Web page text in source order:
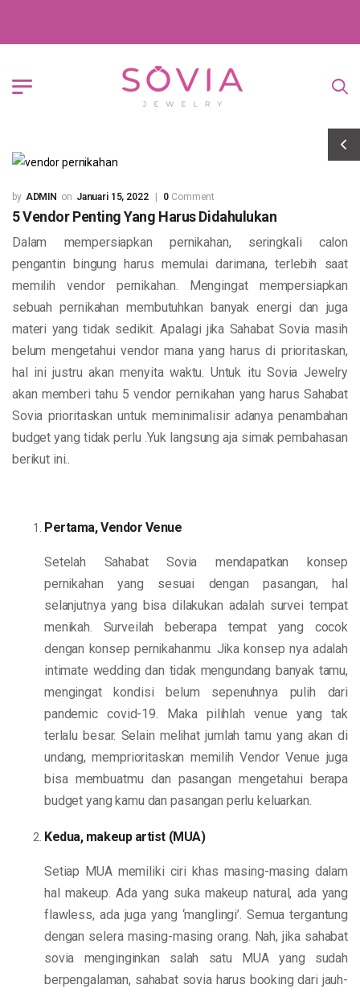
ADMIN Januari 15, 2022 0 Comment
5 Vendor Penting Yang Harus Didahulukan
Dalam mempersiapkan pernikahan, seringkali calon
pengantin bingung harus memulai darimana, terlebih saat
memilih vendor pernikahan. Mengingat mempersiapkan
sebuah pernikahan membutuhkan banyak energi dan juga
materi yang tidak sedikit. Apalagi jika Sahabat Sovia masih
belum mengetahui vendor mana yang harus di prioritaskan,
hal ini justru akan menyita waktu. Untuk itu Sovia Jewelry
akan memberi tahu 5 vendor pernikahan yang harus Sahabat
Sovia prioritaskan untuk meminimalisir adanya penambahan
budget yang tidak perlu .Yuk langsung aja simak pembahasan
berikut ini..
Pertama, Vendor Venue
Setelah Sahabat Sovia mendapatkan konsep
pernikahan yang sesuai dengan pasangan, hal
selanjutnya yang bisa dilakukan adalah survei tempat
menikah. Surveilah beberapa tempat yang cocok
dengan konsep pernikahanmu. Jika konsep nya adalah
intimate wedding dan tidak mengundang banyak tamu,
mengingat kondisi belum sepenuhnya pulih dari
pandemic covid-19. Maka pilihlah venue yang tak
terlalu besar. Selain melihat jumlah tamu yang akan di
undang, memprioritaskan memilih Vendor Venue juga
bisa membuatmu dan pasangan mengetahui berapa
budget yang kamu dan pasangan perlu keluarkan.
Kedua, makeup artist (MUA)
Setiap MUA memiliki ciri khas masing-masing dalam
hal makeup. Ada yang suka makeup natural, ada yang
flawless, ada juga yang ‘manglingi’. Semua tergantung
dengan selera masing-masing orang. Nah, jika sahabat
sovia menginginkan salah satu MUA yang sudah
berpengalaman, sahabat sovia harus booking dari jauh-